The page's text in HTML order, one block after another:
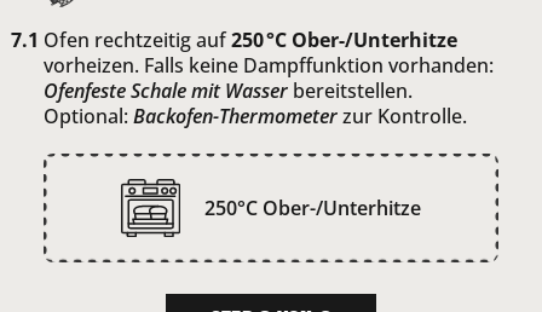
Ofen rechtzeitig auf250 °C Ober-/Unterhitze
vorheizen. Falls keine Dampffunktion vorhanden:
Ofenfeste Schale mit Wasser bereitstellen.
Optional: Backofen-Thermometerzur Kontrolle.
250°C Ober-/Unterhitze